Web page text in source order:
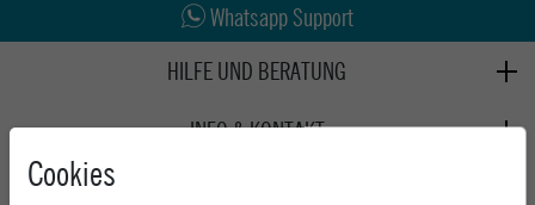
Whatsapp Support
HILFE UND BERATUNG
INFO & KONTAKT
Cookies